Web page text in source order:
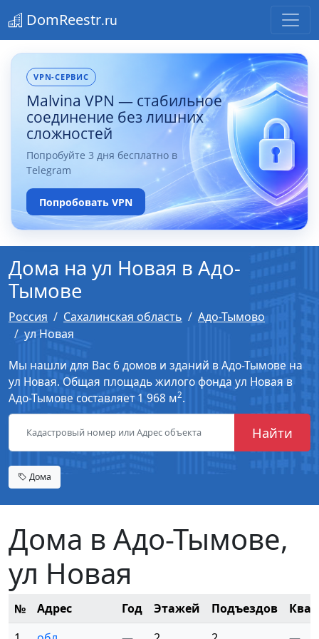
DomReestr.ru
VPN-СЕРВИС
Malvina VPN — стабильное
соединение без лишних
сложностей
Попробуйте 3 дня бесплатно в
Telegram
Попробовать VPN
Дома на ул Новая в Адо-
Тымове
Россия Сахалинская область
Адо-Тымово
ул Новая
Мы нашли для Вас 6 домов и зданий в Адо-Тымове на
ул Новая. Общая площадь жилого фонда ул Новая в
Адо-Тымове составляет 1 968 м2.
Найти
Дома
Дома в Адо-Тымове,
ул Новая
№ Адрес Год Этажей Подъездов